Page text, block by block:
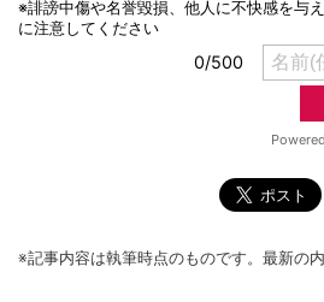
※記事内容は執筆時点のものです。最新の